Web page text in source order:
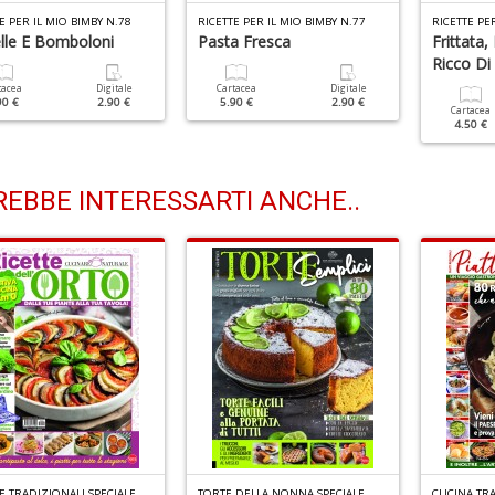
PER IL MIO BIMBY N.78
E Bomboloni
€
Digitale
2.90 €
RICETTE PER IL MIO BIMBY N.77
Pasta Fresca
Cartacea
5.90 €
Digitale
2.90 €
RICETTE
Frittata,
Ricco
Cartacea
4.50 €
INTERESSARTI ANCHE..